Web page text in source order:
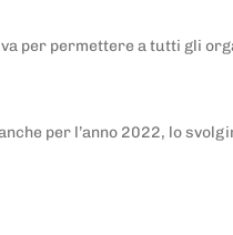
per permettere a tutti gli
per l’anno 2022, lo